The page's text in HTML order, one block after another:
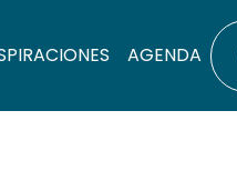
AGENDA